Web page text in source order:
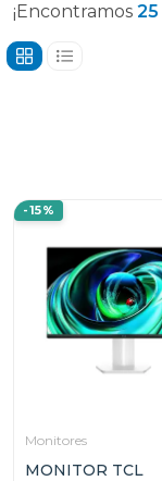
¡Encontramos 25
-15%
Monitores
MONITOR TCL